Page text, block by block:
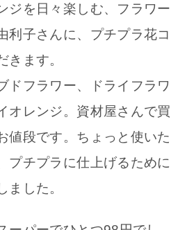
ジを日々楽しむ、フラワー
利子さんに、プチプラ花コ
きます。
ドフラワー、ドライフラワ
オレンジ。資材屋さんで買
値段です。ちょっと使いた
プチプラに仕上げるために
ました。